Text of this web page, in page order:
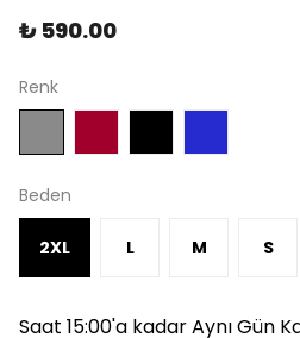
₺ 590.00
Renk
Beden
2XL L M S
Saat 15:00'a kadar Aynı Gün